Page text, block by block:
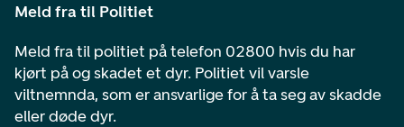
Meld fra til Politiet
Meld fra til politiet på telefon 02800 hvis du har
kjørt på og skadet et dyr. Politiet vil varsle
viltnemnda, som er ansvarlige for å ta seg av skadde
eller døde dyr.